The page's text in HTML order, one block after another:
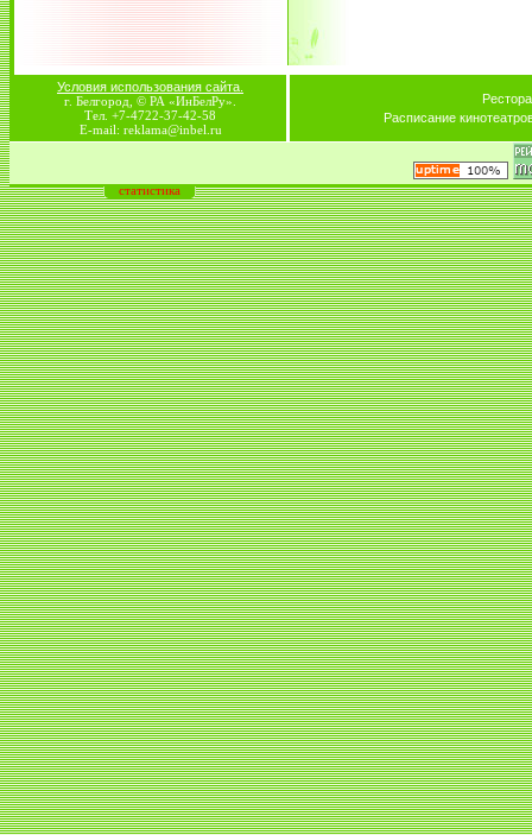
Условия использования сайта.
г. Белгород, © РА «ИнБелРу».
Тел. +7-4722-37-42-58
E-mail: reklama@inbel.ru
Расписание
статистика